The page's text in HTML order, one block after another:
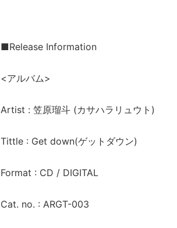
■Release Information
<アルバム>
Artist : 笠原瑠斗 (カサハラリュウト)
Tittle : Get down(ゲットダウン)
Format : CD / DIGITAL
Cat. no. : ARGT-003